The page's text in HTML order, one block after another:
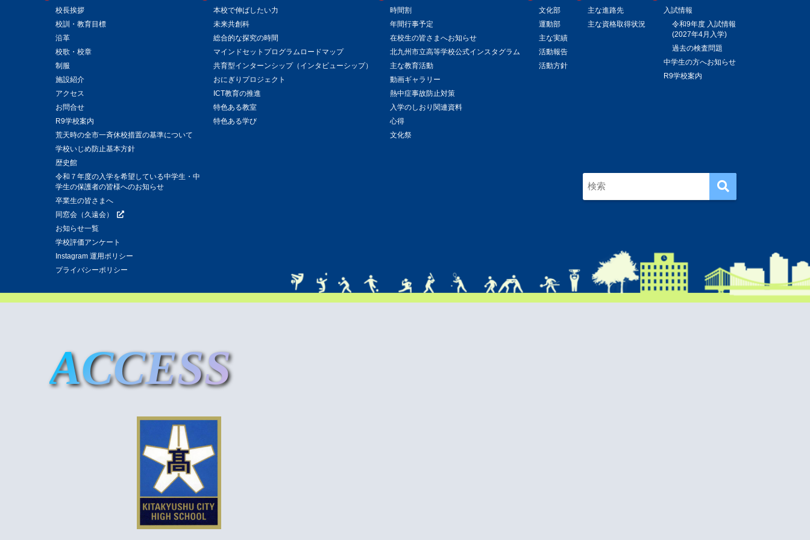
校長挨拶
校訓・教育目標
沿革
校歌・校章
制服
施設紹介
アクセス
お問合せ
R9学校案内
荒天時の全市一斉休校措置の基準について
学校いじめ防止基本方針
歴史館
令和７年度の入学を希望している中学生・中
学生の保護者の皆様へのお知らせ
卒業生の皆さまへ
同窓会（久遠会）
お知らせ一覧
学校評価アンケート
Instagram 運用ポリシー
プライバシーポリシー
本校で伸ばしたい力
未来共創科
総合的な探究の時間
マインドセットプログラムロードマップ
共育型インターンシップ（インタビューシップ）
おにぎりプロジェクト
ICT教育の推進
特色ある教室
特色ある学び
時間割
年間行事予定
在校生の皆さまへお知らせ
北九州市立高等学校公式インスタグラム
主な教育活動
動画ギャラリー
熱中症事故防止対策
入学のしおり関連資料
心得
文化祭
文化部
運動部
主な実績
活動報告
活動方針
主な進路先
主な資格取得状況
入試情報
令和9年度 入試情報
(2027年4月入学)
過去の検査問題
中学生の方へお知らせ
R9学校案内
ACCESS